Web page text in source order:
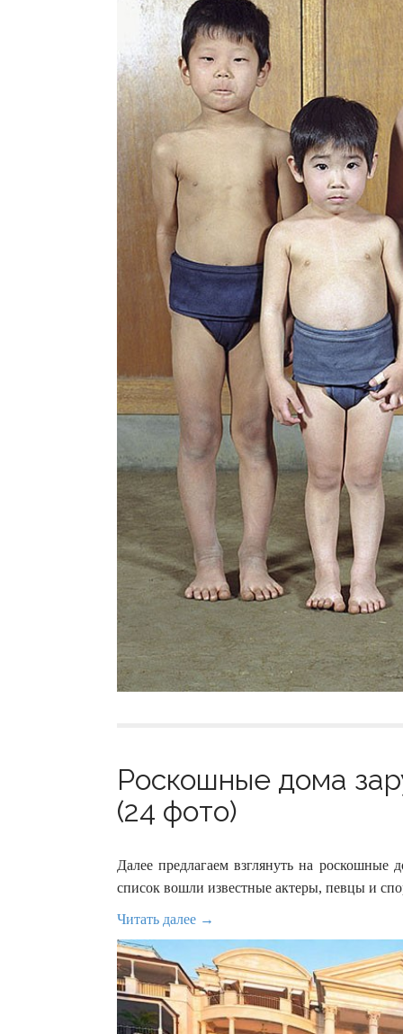
Роскошные дома
(24 фото)
Далее предлагаем взглянуть на
список вошли известные актеры, певцы и
Читать далее →